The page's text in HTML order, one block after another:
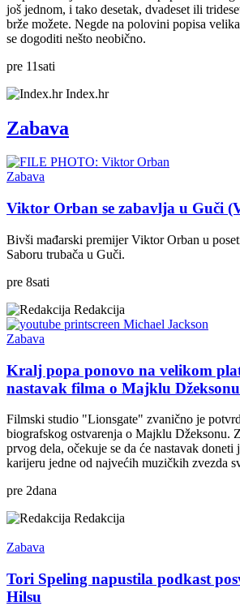
još jednom, i tako desetak, dvadeset ili
brže možete. Negde na polovini popisa
se dogoditi nešto neobično.
pre 11sati
Index.hr
Zabava
Zabava
Viktor Orban se zabavlja u Guči
Bivši mađarski premijer Viktor Orban u
Saboru trubača u Guči.
pre 8sati
Redakcija
Zabava
Kralj popa ponovo na velikom
nastavak filma o Majklu Džeksonu
Filmski studio "Lionsgate" zvanično je
biografskog ostvarenja o Majklu Džeksonu.
prvog dela, očekuje se da će nastavak
karijeru jedne od najvećih muzičkih zvezda
pre 2dana
Redakcija
Zabava
Tori Speling napustila podkast
Hilsu